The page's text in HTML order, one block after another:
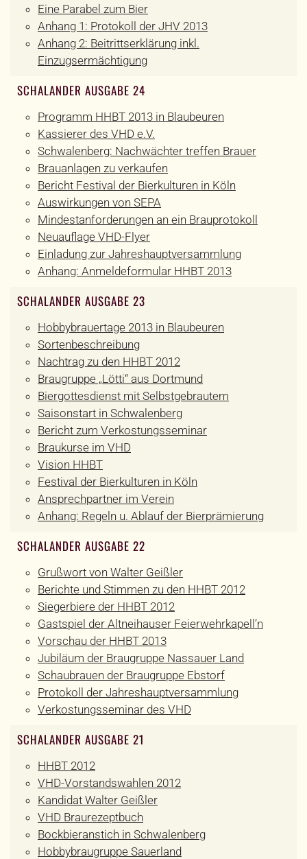
Eine Parabel zum Bier
Anhang 1: Protokoll der JHV 2013
Anhang 2: Beitrittserklärung inkl.
Einzugsermächtigung
SCHALANDER AUSGABE 24
Programm HHBT 2013 in Blaubeuren
Kassierer des VHD e.V.
Schwalenberg: Nachwächter treffen Brauer
Brauanlagen zu verkaufen
Bericht Festival der Bierkulturen in Köln
Auswirkungen von SEPA
Mindestanforderungen an ein Brauprotokoll
Neuauflage VHD-Flyer
Einladung zur Jahreshauptversammlung
Anhang: Anmeldeformular HHBT 2013
SCHALANDER AUSGABE 23
Hobbybrauertage 2013 in Blaubeuren
Sortenbeschreibung
Nachtrag zu den HHBT 2012
Braugruppe „Lötti“ aus Dortmund
Biergottesdienst mit Selbstgebrautem
Saisonstart in Schwalenberg
Bericht zum Verkostungsseminar
Braukurse im VHD
Vision HHBT
Festival der Bierkulturen in Köln
Ansprechpartner im Verein
Anhang: Regeln u. Ablauf der Bierprämierung
SCHALANDER AUSGABE 22
Grußwort von Walter Geißler
Berichte und Stimmen zu den HHBT 2012
Siegerbiere der HHBT 2012
Gastspiel der Altneihauser Feierwehrkapell’n
Vorschau der HHBT 2013
Jubiläum der Braugruppe Nassauer Land
Schaubrauen der Braugruppe Ebstorf
Protokoll der Jahreshauptversammlung
Verkostungsseminar des VHD
SCHALANDER AUSGABE 21
HHBT 2012
VHD-Vorstandswahlen 2012
Kandidat Walter Geißler
VHD Braurezeptbuch
Bockbieranstich in Schwalenberg
Hobbybraugruppe Sauerland